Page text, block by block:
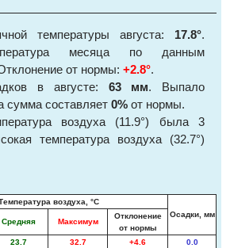
температуры августа: 17.8°.
месяца по данным
от нормы: +2.8°.
в августе: 63 мм. Выпало
сумма составляет 0% от нормы.
воздуха (11.9°) была 3
температура воздуха (32.7°)
воздуха, °С
Осадки, мм
Средняя Максимум
Отклонение
от нормы
23.7 32.7 +4.6
0.0